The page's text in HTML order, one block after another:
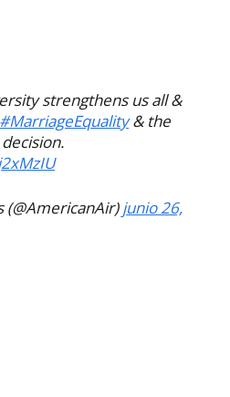
strengthens us all &
#MarriageEquality& the
junio 26,